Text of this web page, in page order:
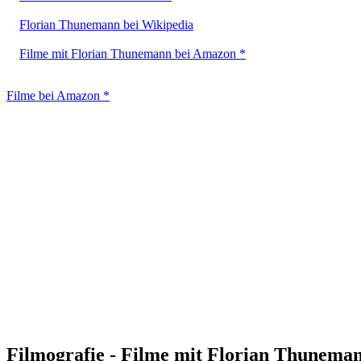
Florian Thunemann bei Wikipedia
Filme mit Florian Thunemann bei Amazon *
Filme bei Amazon *
Filmografie - Filme mit Florian